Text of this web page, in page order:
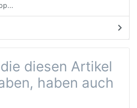
diesen Artikel
haben auch